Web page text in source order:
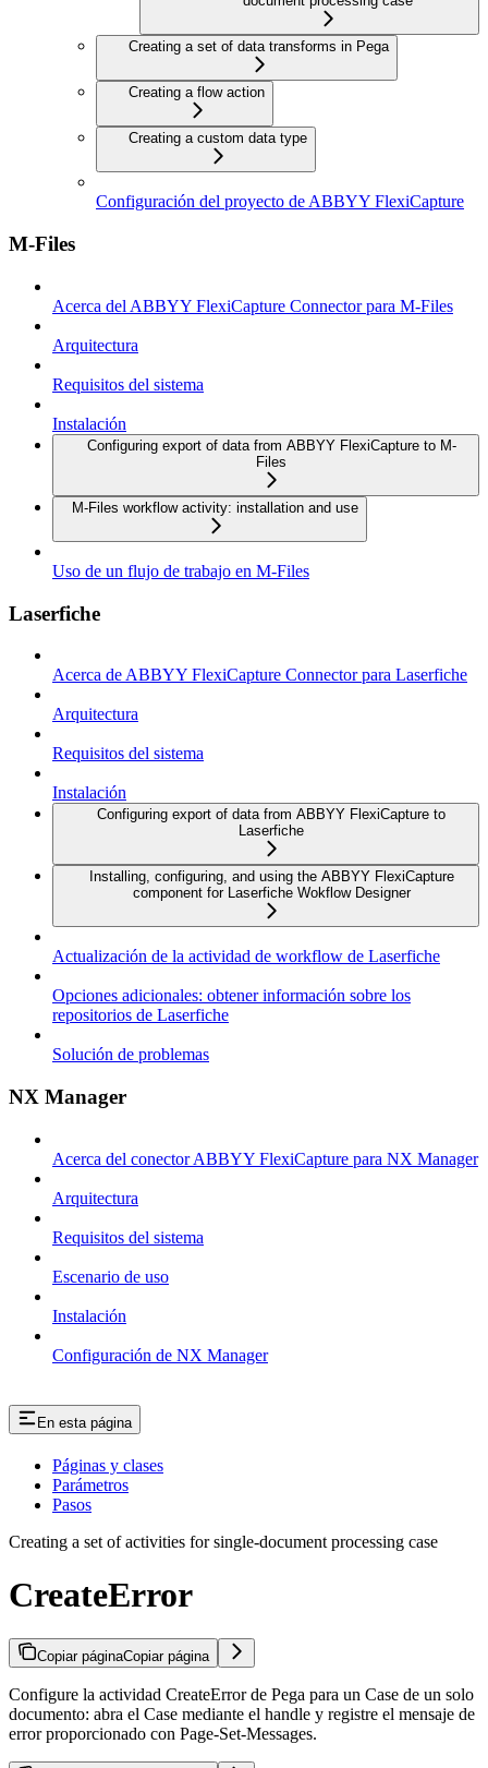
Creating a set of data transforms in Pega
Creating a flow action
Creating a custom data type
Configuración del proyecto de ABBYY FlexiCapture
M-Files
Acerca del ABBYY FlexiCapture Connector para M-Files
Arquitectura
Requisitos del sistema
Instalación
Configuring export of data from ABBYY FlexiCapture to M-
Files
M-Files workflow activity: installation and use
Uso de un flujo de trabajo en M-Files
Laserfiche
Acerca de ABBYY FlexiCapture Connector para Laserfiche
Arquitectura
Requisitos del sistema
Instalación
Configuring export of data from ABBYY FlexiCapture to
Laserfiche
Installing, configuring, and using the ABBYY FlexiCapture
component for Laserfiche Wokflow Designer
Actualización de la actividad de workflow de Laserfiche
Opciones adicionales: obtener información sobre los
repositorios de Laserfiche
Solución de problemas
NX Manager
Acerca del conector ABBYY FlexiCapture para NX Manager
Arquitectura
Requisitos del sistema
Escenario de uso
Instalación
Configuración de NX Manager
En esta página
Páginas y clases
Parámetros
Pasos
Creating a set of activities for single-document processing case
CreateError
Copiar páginaCopiar página
Configure la actividad CreateError de Pega para un Case de un solo
documento: abra el Case mediante el handle y registre el mensaje de
error proporcionado con Page-Set-Messages.